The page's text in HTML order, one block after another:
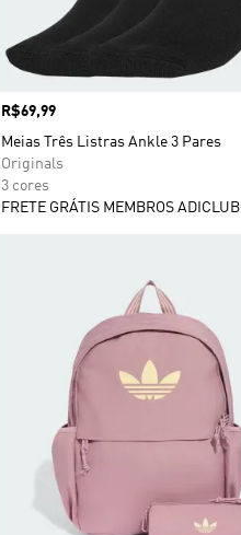
Preço
R$69,99
Meias Três Listras Ankle 3 Pares
Originals
3 cores
FRETE GRÁTIS MEMBROS ADICLUB